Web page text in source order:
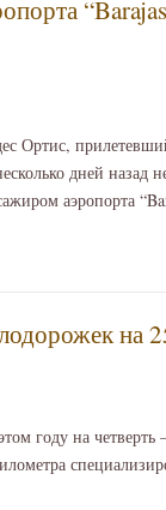
Ортис,
дней назад
аэропорта
на
году на четверть